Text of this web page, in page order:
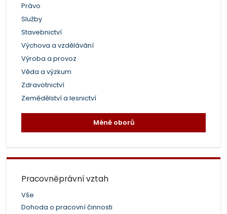
Právo
Služby
Stavebnictví
Výchova a vzdělávání
Výroba a provoz
Věda a výzkum
Zdravotnictví
Zemědělství a lesnictví
Méně oborů
Pracovněprávní vztah
Vše
Dohoda o pracovní činnosti